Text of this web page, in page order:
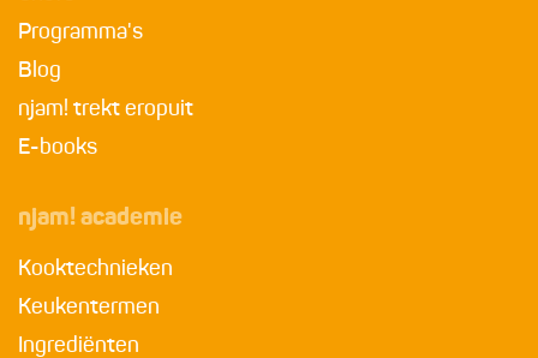
Programma's
Blog
njam! trekt eropuit
E-books
njam! academie
Kooktechnieken
Keukentermen
Ingrediënten